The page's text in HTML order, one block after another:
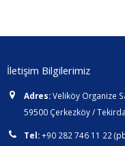
İletişim Bilgilerimiz
Adres:Veliköy Organize
59500 Çerkezköy /
Tel:+90 282 746 11 22